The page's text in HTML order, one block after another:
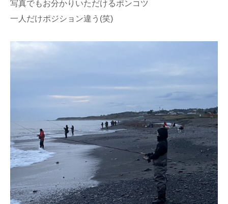
写真でもお分かりいただけるポンコツ
一人だけポジション違う(笑)